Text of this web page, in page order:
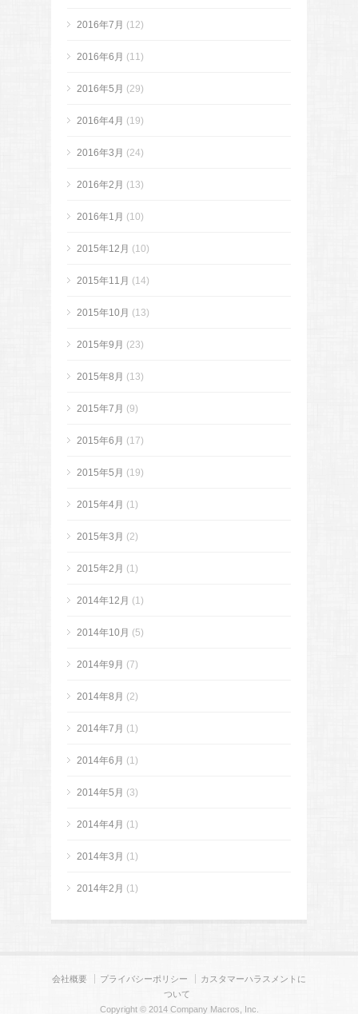
2016年7月 (12)
2016年6月 (11)
2016年5月 (29)
2016年4月 (19)
2016年3月 (24)
2016年2月 (13)
2016年1月 (10)
2015年12月 (10)
2015年11月 (14)
2015年10月 (13)
2015年9月 (23)
2015年8月 (13)
2015年7月 (9)
2015年6月 (17)
2015年5月 (19)
2015年4月 (1)
2015年3月 (2)
2015年2月 (1)
2014年12月 (1)
2014年10月 (5)
2014年9月 (7)
2014年8月 (2)
2014年7月 (1)
2014年6月 (1)
2014年5月 (3)
2014年4月 (1)
2014年3月 (1)
2014年2月 (1)
会社概要 プライバシーポリシー
カスタマーハラスメントに
ついて
Copyright © 2014 Company Macros, Inc.